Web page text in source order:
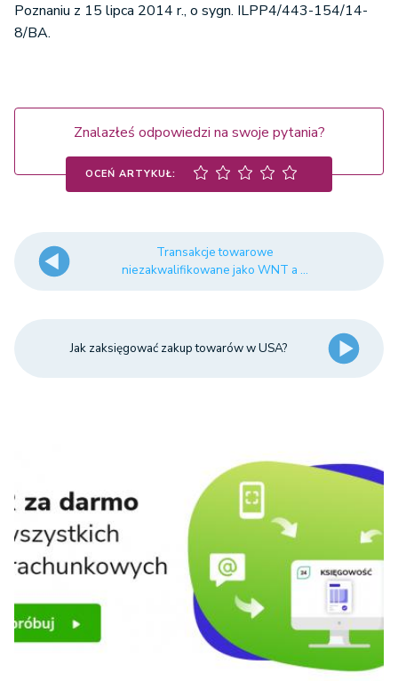
Poznaniu z 15 lipca 2014 r., o sygn. ILPP4/443-154/14-
8/BA.
Znalazłeś odpowiedzi na swoje pytania?
OCEŃ ARTYKUŁ:
Transakcje towarowe
niezakwalifikowane jako WNT a ...
Jak zaksięgować zakup towarów w USA?